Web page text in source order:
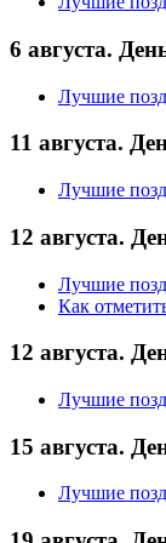
6 августа.
Лучшие
11 августа.
Лучшие
12 августа.
Лучшие
Как
12 августа.
Лучшие
15 августа.
Лучшие